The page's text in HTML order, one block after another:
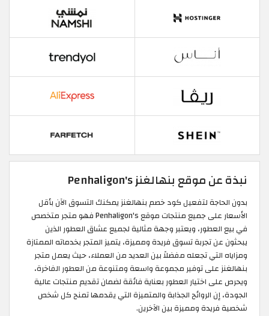
نبذة عن موقع بنهالغنز Penhaligon's
بدون الحاجة لتفعيل كود خصم بنهالغنز يمكنك التسوق الآن بأقل
الأسعار على جميع منتجات موقع Penhaligon's فهو متجر متخصص
في بيع العطور، ويعتبر وجهة مثالية لجميع عشاق العطور الذين
يبحثون عن تجربة تسوق فريدة ومميزة، يتميز المتجر بخدماته الممتازة
ومزاياه التي تجعله مفضلاً بين العديد من العملاء، حيث يعمل متجر
بنهالغنز على توفير مجموعة واسعة ومتنوعة من العطور الفاخرة،
ويحرص على اختيار العطور بعناية فائقة لضمان تقديم منتجات عالية
الجودة، إن الروائح الجذابة والمتميزة التي يقدمها تمنح كل شخص
شخصية فريدة ومميزة بين الآخرين.